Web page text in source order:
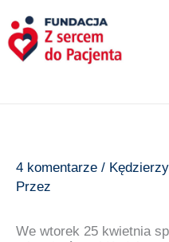
do
treści
4 komentarze /
Przez
We wtorek 25 kwietnia